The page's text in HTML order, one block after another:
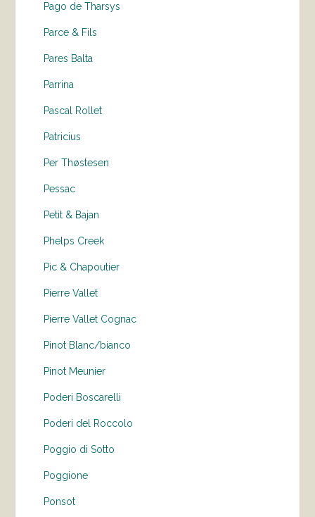
Pago de Tharsys
Parce & Fils
Pares Balta
Parrina
Pascal Rollet
Patricius
Per Thøstesen
Pessac
Petit & Bajan
Phelps Creek
Pic & Chapoutier
Pierre Vallet
Pierre Vallet Cognac
Pinot Blanc/bianco
Pinot Meunier
Poderi Boscarelli
Poderi del Roccolo
Poggio di Sotto
Poggione
Ponsot